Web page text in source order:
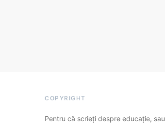
COPYRIGHT
Pentru că scrieți despre educație, sau